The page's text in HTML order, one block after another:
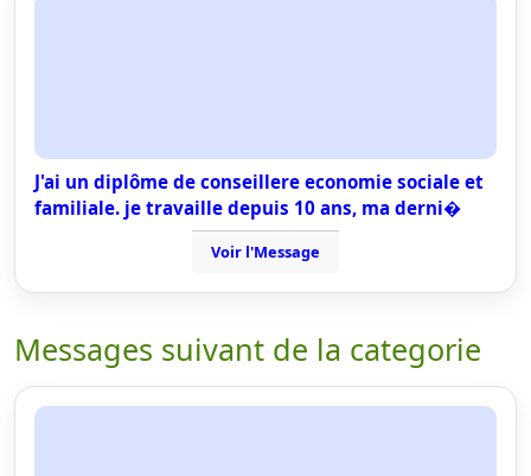
J'ai un diplôme de conseillere economie sociale et
familiale. je travaille depuis 10 ans, ma derni�
Voir l'Message
Messages suivant de la categorie